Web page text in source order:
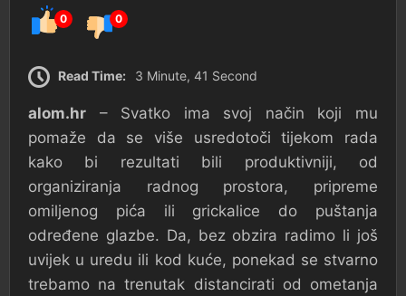
0 0
Read Time: 3 Minute, 41 Second
alom.hr – Svatko ima svoj način koji mu
pomaže da se više usredotoči tijekom rada
kako bi rezultati bili produktivniji, od
organiziranja radnog prostora, pripreme
omiljenog pića ili grickalice do puštanja
određene glazbe. Da, bez obzira radimo li još
uvijek u uredu ili kod kuće, ponekad se stvarno
trebamo na trenutak distancirati od ometanja